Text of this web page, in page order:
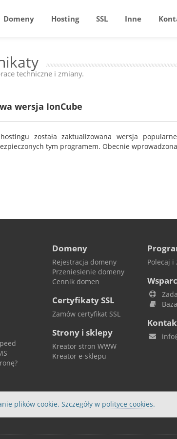
Domeny Hosting SSL Inne
techniczne i zmiany.
wersja IonCube
została zaktualizowana wersja
tym programem. Obecnie
Domeny
Rejestracja domeny
Przeniesienie domeny
Cennik domen
Certyfikaty SSL
Zamów certyfikat SSL
Strony i sklepy
Kreator stron WWW
Kreator e-sklepu
Polecaj i
plików cookie. Szczegóły w polityce cookies.